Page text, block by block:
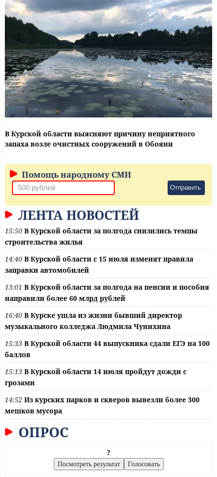
В Курской области выясняют причину неприятного
запаха возле очистных сооружений в Обояни
Помощь народному СМИ
Отправить
ЛЕНТА НОВОСТЕЙ
15:50 В Курской области за полгода снизились темпы
строительства жилья
14:40 В Курской области с 15 июля изменят правила
заправки автомобилей
13:01 В Курской области за полгода на пенсии и пособия
направили более 60 млрд рублей
16:40 В Курске ушла из жизни бывший директор
музыкального колледжа Людмила Чунихина
15:33 В Курской области 44 выпускника сдали ЕГЭ на 100
баллов
15:13 В Курской области 14 июля пройдут дожди с
грозами
14:52 Из курских парков и скверов вывезли более 300
мешков мусора
ОПРОС
?